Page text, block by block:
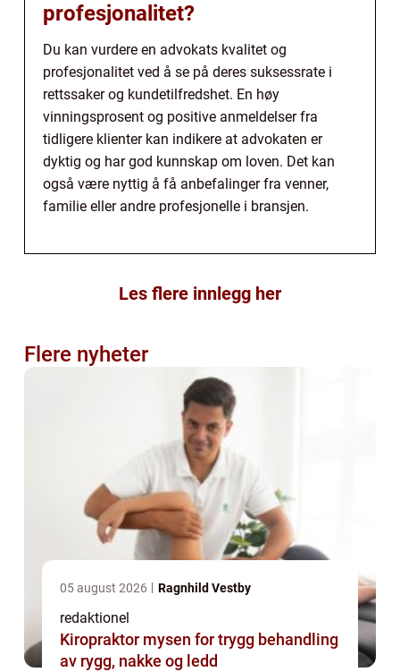
profesjonalitet?
Du kan vurdere en advokats kvalitet og
profesjonalitet ved å se på deres suksessrate i
rettssaker og kundetilfredshet. En høy
vinningsprosent og positive anmeldelser fra
tidligere klienter kan indikere at advokaten er
dyktig og har god kunnskap om loven. Det kan
også være nyttig å få anbefalinger fra venner,
familie eller andre profesjonelle i bransjen.
Les flere innlegg her
Flere nyheter
05 august 2026 Ragnhild Vestby
redaktionel
Kiropraktor mysen for trygg behandling
av rygg, nakke og ledd